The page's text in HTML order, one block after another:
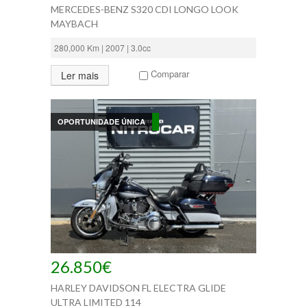
MERCEDES-BENZ S320 CDI LONGO LOOK
MAYBACH
280,000 Km | 2007 | 3.0cc
Ler mais Comparar
OPORTUNIDADE ÚNICA
26.850€
HARLEY DAVIDSON FL ELECTRA GLIDE
ULTRA LIMITED 114